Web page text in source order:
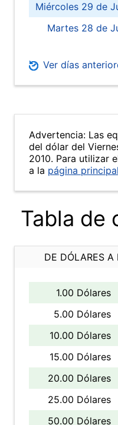
Miércoles 29 de
Martes 28 de
Ver días
Advertencia: Las
del dólar del
2010. Para utilizar
a la página principal
Tabla de
DE DÓLARES A
1.00 Dólares
5.00 Dólares
10.00 Dólares
15.00 Dólares
20.00 Dólares
25.00 Dólares
50.00 Dólares